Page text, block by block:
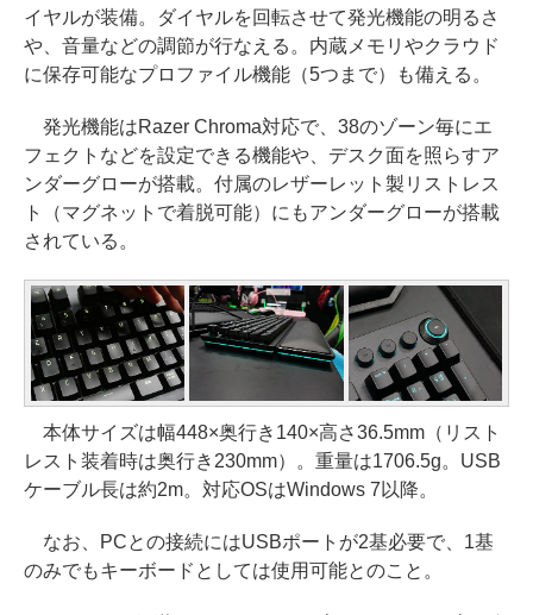
イヤルが装備。ダイヤルを回転させて発光機能の明るさ
や、音量などの調節が行なえる。内蔵メモリやクラウド
に保存可能なプロファイル機能（5つまで）も備える。
発光機能はRazer Chroma対応で、38のゾーン毎にエ
フェクトなどを設定できる機能や、デスク面を照らすア
ンダーグローが搭載。付属のレザーレット製リストレス
ト（マグネットで着脱可能）にもアンダーグローが搭載
されている。
本体サイズは幅448×奥行き140×高さ36.5mm（リスト
レスト装着時は奥行き230mm）。重量は1706.5g。USB
ケーブル長は約2m。対応OSはWindows 7以降。
なお、PCとの接続にはUSBポートが2基必要で、1基
のみでもキーボードとしては使用可能とのこと。